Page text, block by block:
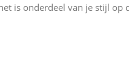
onderdeel van je stijl op